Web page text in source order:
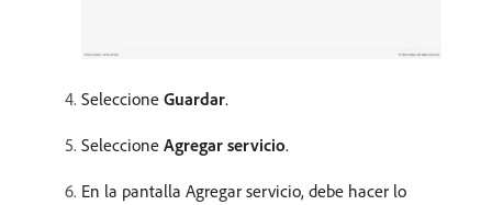
Seleccione Guardar.
Seleccione Agregar servicio.
En la pantalla Agregar servicio, debe hacer lo